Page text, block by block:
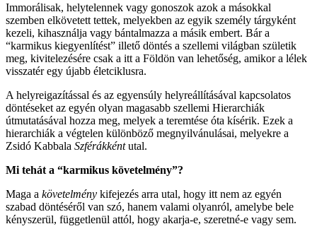
Immorálisak, helytelennek vagy gonoszok azok a másokkal
szemben elkövetett tettek, melyekben az egyik személy tárgyként
kezeli, kihasználja vagy bántalmazza a másik embert. Bár a
“karmikus kiegyenlítést” illető döntés a szellemi világban születik
meg, kivitelezésére csak a itt a Földön van lehetőség, amikor a lélek
visszatér egy újabb életciklusra.
A helyreigazítással és az egyensúly helyreállításával kapcsolatos
döntéseket az egyén olyan magasabb szellemi Hierarchiák
útmutatásával hozza meg, melyek a teremtése óta kísérik. Ezek a
hierarchiák a végtelen különböző megnyilvánulásai, melyekre a
Zsidó Kabbala Szférákkéntutal.
Mi tehát a “karmikus követelmény”?
Maga a követelmény kifejezés arra utal, hogy itt nem az egyén
szabad döntéséről van szó, hanem valami olyanról, amelybe bele
kényszerül, függetlenül attól, hogy akarja-e, szeretné-e vagy sem.